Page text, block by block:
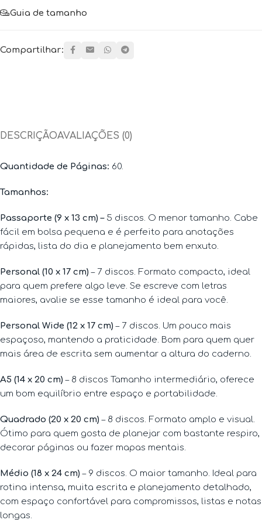
Guia de tamanho
Compartilhar:
DESCRIÇÃOAVALIAÇÕES (0)
Quantidade de Páginas: 60.
Tamanhos:
Passaporte (9 x 13 cm) – 5 discos. O menor tamanho. Cabe
fácil em bolsa pequena e é perfeito para anotações
rápidas, lista do dia e planejamento bem enxuto.
Personal (10 x 17 cm) – 7 discos. Formato compacto, ideal
para quem prefere algo leve. Se escreve com letras
maiores, avalie se esse tamanho é ideal para você.
Personal Wide (12 x 17 cm) – 7 discos. Um pouco mais
espaçoso, mantendo a praticidade. Bom para quem quer
mais área de escrita sem aumentar a altura do caderno.
A5 (14 x 20 cm) – 8 discos Tamanho intermediário, oferece
um bom equilíbrio entre espaço e portabilidade.
Quadrado (20 x 20 cm) – 8 discos. Formato amplo e visual.
Ótimo para quem gosta de planejar com bastante respiro,
decorar páginas ou fazer mapas mentais.
Médio (18 x 24 cm) – 9 discos. O maior tamanho. Ideal para
rotina intensa, muita escrita e planejamento detalhado,
com espaço confortável para compromissos, listas e notas
longas.